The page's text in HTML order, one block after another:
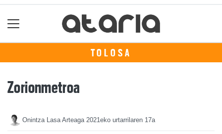
TOLOSA
Zorionmetroa
Onintza Lasa Arteaga 2021eko urtarrilaren 17a